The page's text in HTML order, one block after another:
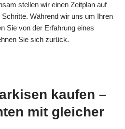
stellen wir einen Zeitplan auf
Während wir uns um Ihren
Sie von der Erfahrung eines
Sie sich zurück.
kaufen –
mit gleicher